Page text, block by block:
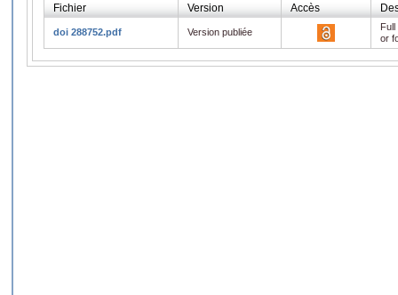
Fichier Version Accès
doi 288752.pdf Version publiée
or